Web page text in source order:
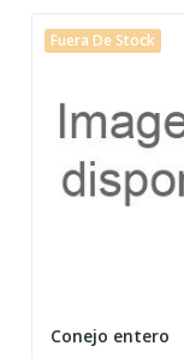
Fuera De Stock
Conejo entero